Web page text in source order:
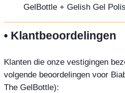
GelBottle + Gelish Gel
• Klantbeoordelingen
Klanten die onze vestigingen
volgende beoordelingen voor
The GelBottle):